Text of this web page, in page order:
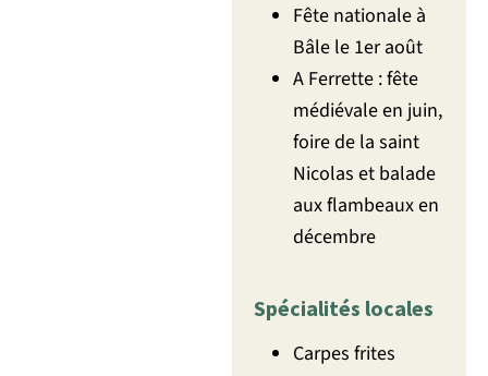
Fête nationale à
Bâle le 1er août
A Ferrette : fête
médiévale en juin,
foire de la saint
Nicolas et balade
aux flambeaux en
décembre
Spécialités locales
Carpes frites